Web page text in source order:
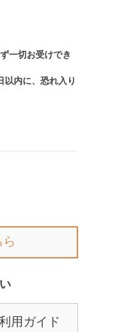
一切お受けでき
以内に、恐れ入り
用ガイド